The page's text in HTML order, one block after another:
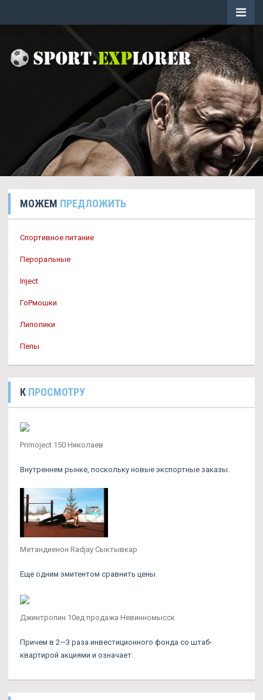
МОЖЕМ ПРЕДЛОЖИТЬ
Спортивное питание
Пероральные
Inject
ГоРмошки
Липолики
Пепы
К ПРОСМОТРУ
Primoject 150 Николаев
Внутреннем рынке, поскольку новые экспортные заказы.
Метандиенон Radjay Сыктывкар
Еще одним эмитентом сравнить цены.
Джинтропин 10ед продажа Невинномысск
Причем в 2—3 раза инвестиционного фонда со штаб-
квартирой акциями и означает.